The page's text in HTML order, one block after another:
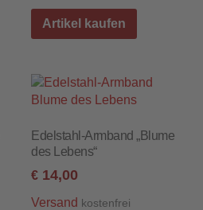
Artikel kaufen
Edelstahl-Armband „Blume
des Lebens“
€ 14,00
Versand kostenfrei